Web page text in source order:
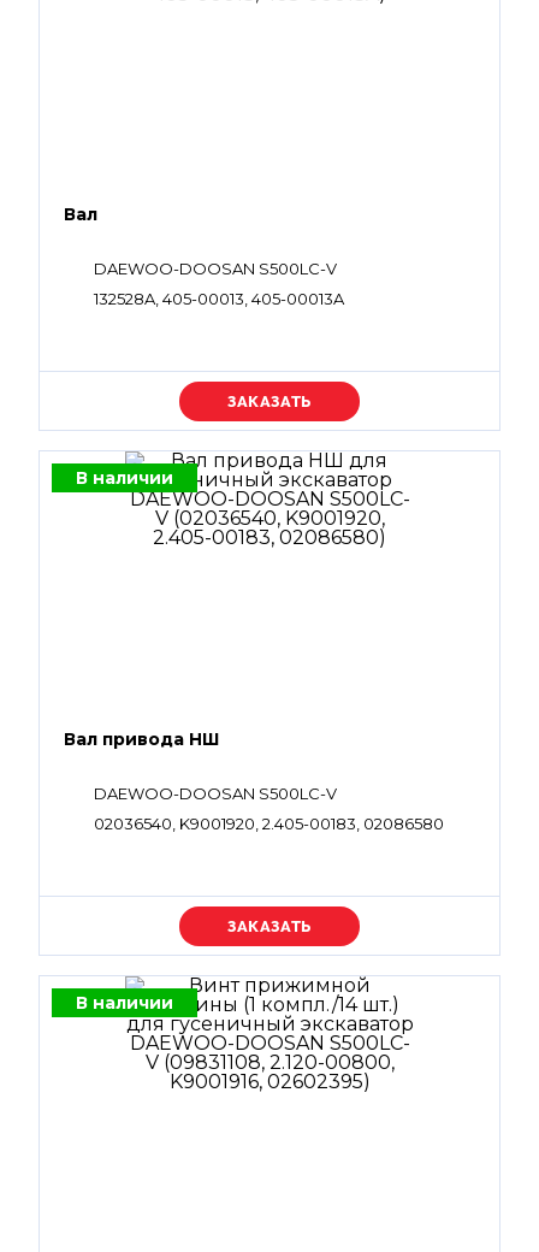
Вал
DAEWOO-DOOSAN S500LC-V
132528A, 405-00013, 405-00013A
Уточняйте цену
В наличии
Вал привода НШ
DAEWOO-DOOSAN S500LC-V
02036540, K9001920, 2.405-00183, 02086580
Уточняйте цену
В наличии